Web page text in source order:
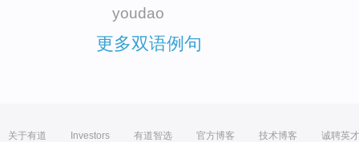
youdao
更多双语例句
关于有道 Investors 有道智选 官方博客 技术博客 诚聘英才